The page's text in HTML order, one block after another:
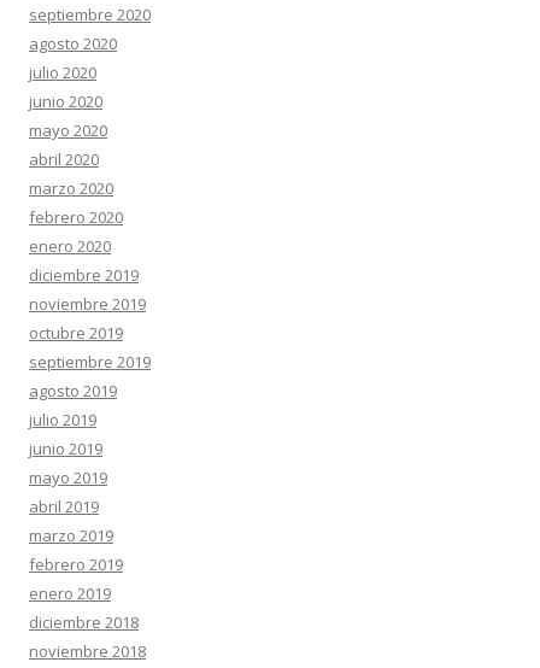
septiembre 2020
agosto 2020
julio 2020
junio 2020
mayo 2020
abril 2020
marzo 2020
febrero 2020
enero 2020
diciembre 2019
noviembre 2019
octubre 2019
septiembre 2019
agosto 2019
julio 2019
junio 2019
mayo 2019
abril 2019
marzo 2019
febrero 2019
enero 2019
diciembre 2018
noviembre 2018